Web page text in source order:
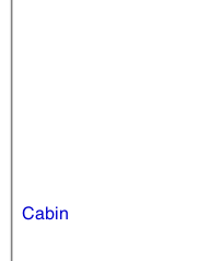
Cabin